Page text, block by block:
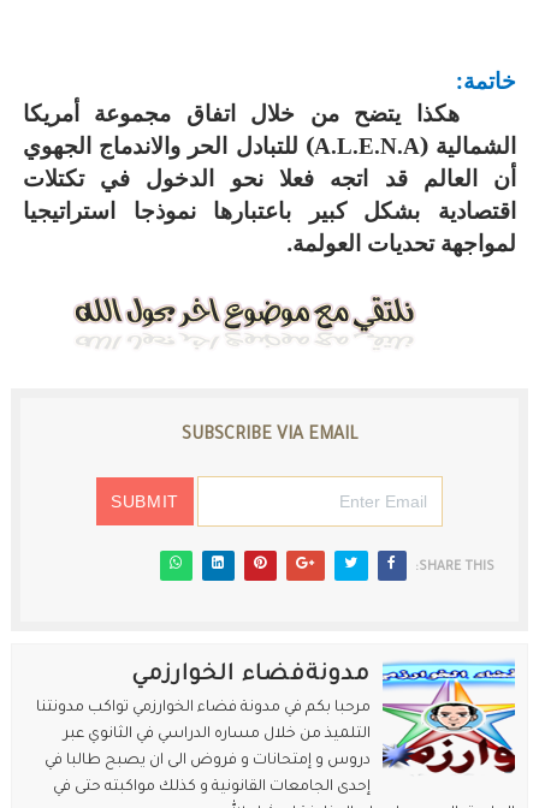
خاتمة:
هكذا يتضح من خلال اتفاق مجموعة أمريكا
الشمالية (A.L.E.N.A) للتبادل الحر والاندماج الجهوي
أن العالم قد اتجه فعلا نحو الدخول في تكتلات
اقتصادية بشكل كبير باعتبارها نموذجا استراتيجيا
لمواجهة تحديات العولمة.
SUBSCRIBE VIA EMAIL
SHARE THIS:
مدونةفضاء الخوارزمي
مرحبا بكم في مدونة فضاء الخوارزمي تواكب مدونتنا
التلميذ من خلال مساره الدراسي في الثانوي عبر
دروس و إمتحانات و فروض الى ان يصبح طالبا في
إحدى الجامعات القانونية و كذلك مواكبته حتى في